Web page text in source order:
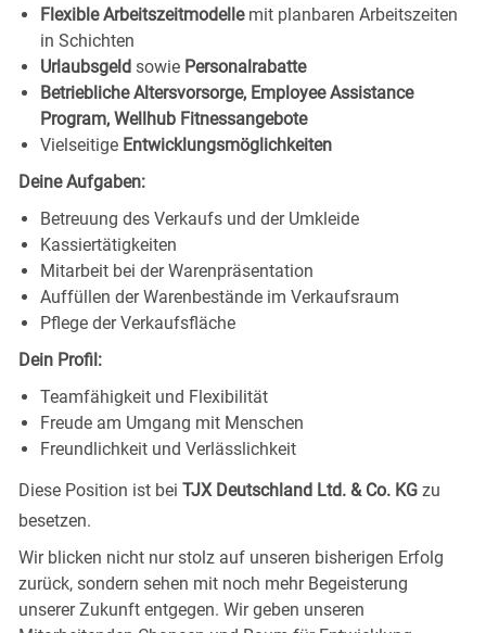
Flexible Arbeitszeitmodelle mit planbaren Arbeitszeiten
in Schichten
Urlaubsgeld sowie Personalrabatte
Betriebliche Altersvorsorge, Employee Assistance
Program, Wellhub Fitnessangebote
Vielseitige Entwicklungsmöglichkeiten
Deine Aufgaben:
Betreuung des Verkaufs und der Umkleide
Kassiertätigkeiten
Mitarbeit bei der Warenpräsentation
Auffüllen der Warenbestände im Verkaufsraum
Pflege der Verkaufsfläche
Dein Profil:
Teamfähigkeit und Flexibilität
Freude am Umgang mit Menschen
Freundlichkeit und Verlässlichkeit
Diese Position ist bei TJX Deutschland Ltd. & Co. KG zu
besetzen.
Wir blicken nicht nur stolz auf unseren bisherigen Erfolg
zurück, sondern sehen mit noch mehr Begeisterung
unserer Zukunft entgegen. Wir geben unseren